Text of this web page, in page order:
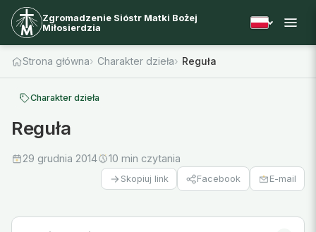
Zgromadzenie Sióstr Matki Bożej
Miłosierdzia
Strona główna Charakter dzieła Reguła
Charakter dzieła
Reguła
29 grudnia 2014 10 min czytania
Skopiuj link Facebook E-mail